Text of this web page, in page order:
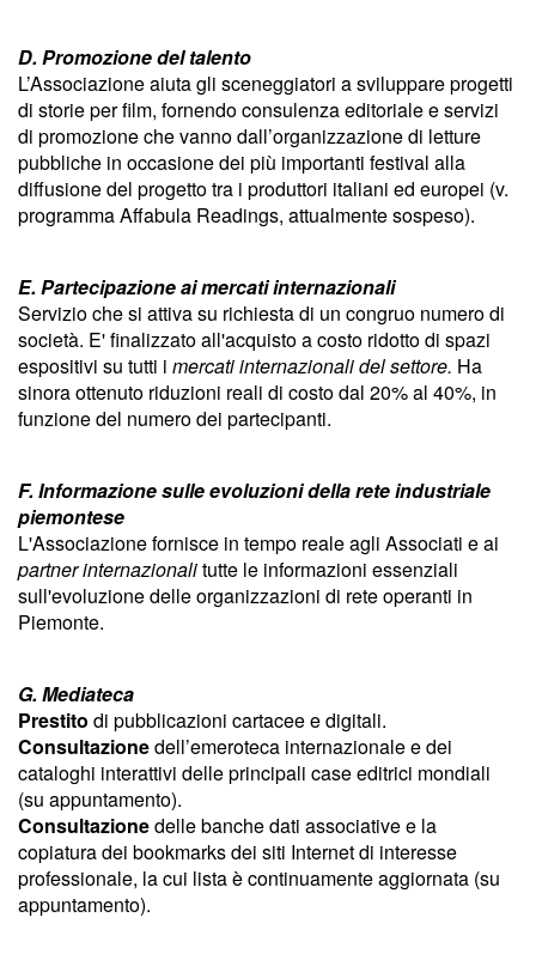
D. Promozione del talento
L’Associazione aiuta gli sceneggiatori a sviluppare progetti
di storie per film, fornendo consulenza editoriale e servizi
di promozione che vanno dall’organizzazione di letture
pubbliche in occasione dei più importanti festival alla
diffusione del progetto tra i produttori italiani ed europei (v.
programma Affabula Readings, attualmente sospeso).
E. Partecipazione ai mercati internazionali
Servizio che si attiva su richiesta di un congruo numero di
società. E' finalizzato all'acquisto a costo ridotto di spazi
espositivi su tutti i mercati internazionali del settore. Ha
sinora ottenuto riduzioni reali di costo dal 20% al 40%, in
funzione del numero dei partecipanti.
F. Informazione sulle evoluzioni della rete industriale
piemontese
L'Associazione fornisce in tempo reale agli Associati e ai
partner internazionalitutte le informazioni essenziali
sull'evoluzione delle organizzazioni di rete operanti in
Piemonte.
G. Mediateca
Prestito di pubblicazioni cartacee e digitali.
Consultazionedell’emeroteca internazionale e dei
cataloghi interattivi delle principali case editrici mondiali
(su appuntamento).
Consultazionedelle banche dati associative e la
copiatura dei bookmarks dei siti Internet di interesse
professionale, la cui lista è continuamente aggiornata (su
appuntamento).